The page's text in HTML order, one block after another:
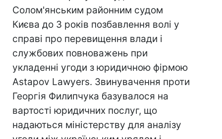
Солом'янським районним судом
Києва до 3 років позбавлення волі у
справі про перевищення влади і
службових повноважень при
укладенні угоди з юридичною фірмою
Astapov Lawyers. Звинувачення проти
Георгія Филипчука базувалося на
вартості юридичних послуг, що
надаються міністерству для аналізу